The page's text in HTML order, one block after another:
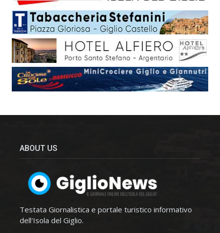
ABOUT US
Testata Giornalistica e portale turistico informativo
dell'Isola del Giglio.